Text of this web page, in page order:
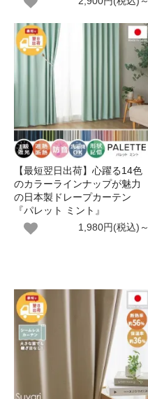
【最短翌日出荷】心躍る14色
のカラーラインナップが魅力
の日本製ドレープカーテン
『パレット ミント』
1,980円(税込)～